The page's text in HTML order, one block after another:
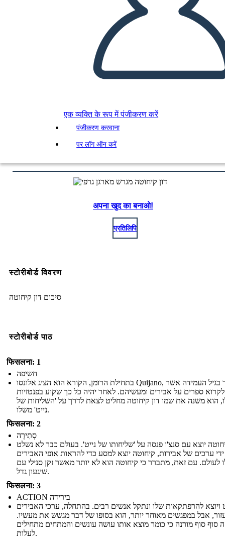
एक व्यक्ति के रूप में पंजीकरण करें
पंजीकरण करवाना
पर लॉग ऑन करें
अपना खुद का बनाओ!
प्रतिलिपि
स्टोरीबोर्ड विवरण
סיכום דון קיחוטה
स्टोरीबोर्ड पाठ
फिसलना: 1
חשיפה
בתחילת הרומן, הקורא הוא הציג אלונסו Quijano, גבר בגיל העמידה אשר
ספרים על אבירים ומעשיהם. לאחר יהיה כל כך שקוע בפנטזיות
הוא משנה את שמו דון קיחוטה מחליט לצאת לדרך על 'השליחות של
נייט' משלו.
फिसलना: 2
סְתִירָה
יוצא עם סנצ'ו פנסה על 'שליחותו של נייט'. בעולם כבר לא נשלט
ערכים של אבירות, קיחוטה יוצא למסע כדי להראות אופי האבירים
לעולם. עם זאת, מתברר כי קיחוטה הוא לא יותר מאשר זקן סנילי עם
שיגעון גדל.
फिसलना: 3
ACTION בירידה
ויוצא להרפתקאות שלו ונתקל אנשים רבים. בהתחלה, ערכי האבירים
אבל במפגשים מאוחר יותר, הוא בסופו של דבר מגשש את מעשיו.
סוף סוף מורנה כי כומר מוצא אותו עושה עונשים והמתחים מתחילים
לעלות.